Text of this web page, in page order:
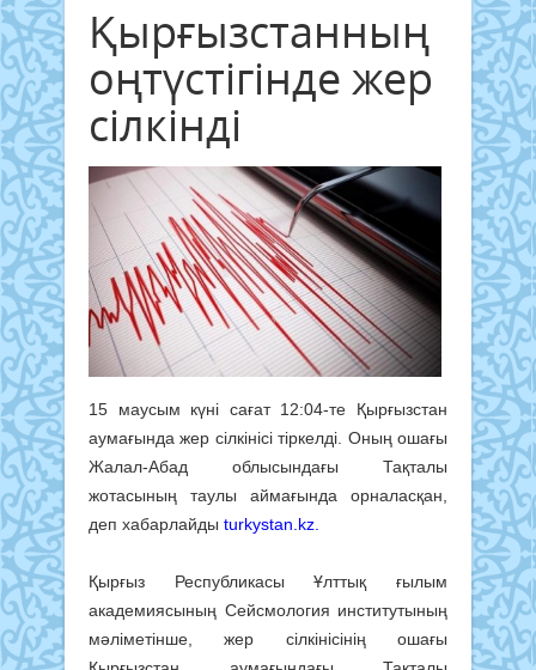
Қырғызстанның
оңтүстігінде жер
сілкінді
15 маусым күні сағат 12:04-те Қырғызстан
аумағында жер сілкінісі тіркелді. Оның ошағы
Жалал-Абад облысындағы Тақталы
жотасының таулы аймағында орналасқан,
деп хабарлайды turkystan.kz.
Қырғыз Республикасы Ұлттық ғылым
академиясының Сейсмология институтының
мәліметінше, жер сілкінісінің ошағы